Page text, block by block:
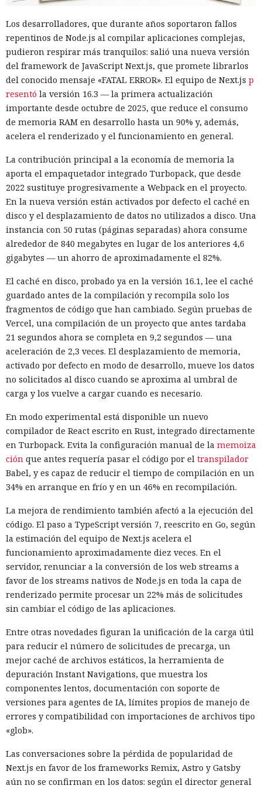
Según el representante de Zenity Michael Bargury, de entre
todos los navegadores con IA probados, Atlas contaba con
más barreras de seguridad, pero aun así consiguieron
sortearlas. Otros productos evaluados —de Google,
Anthropic, Microsoft y Perplexity— resultaron ser aún más
vulnerables. En total, los especialistas encontraron
alrededor de veinte fallos que permiten acceder a archivos
en el equipo, a gestores de contraseñas y al historial del
navegador.
Zenity comunicó los hallazgos a OpenAI ya en enero. La
compañía confirmó que luego reforzó la protección de Atlas
y que aplicó las mismas medidas a las funciones de
navegador en la aplicación ChatGPT. La propia compañía
dejará de mantener Atlas el 9 de agosto. Como alternativa,
OpenAIofrece a los usuariosla aplicación de escritorio
ChatGPT o la extensión para Chrome.
sustitución de instrucciones dentro de páginas que parecen
normales, por lo que confiar únicamente en las
comprobaciones integradas de la IA no es suficiente: se
necesitan restricciones más estrictas, que no dependan del
criterio del propio modelo, sobre qué acciones y con qué
nivel de acceso puede ejecutar el navegador de forma
automática.
Inspecciones que forzarán su
salida del mercado: China toma
represalias contra EE. UU. a
través de Palo Alto Networks
12:43 / 07.08.2026
Otra corporación corre el riesgo de repetir la triste suerte de
sus predecesoras.
Las sanciones y restricciones contra las empresas
tecnológicas chinas por parte de las autoridades
estadounidenses hace tiempo que son noticia habitual —
ahora un escenario similarse está desarrollandoen sentido
inverso. La Administración del Ciberespacio de China
anunció el inicio de una revisión de los productos de la
territorio del país, citando riesgos para la infraestructura
informática crítica y la seguridad nacional.
Los desarrolladores, que durante años soportaron fallos
repentinos de Node.js al compilar aplicaciones complejas,
pudieron respirar más tranquilos: salió una nueva versión
del framework de JavaScript Next.js, que promete librarlos
del conocido mensaje «FATAL ERROR». El equipo de Next.js p
resentó la versión 16.3 — la primera actualización
importante desde octubre de 2025, que reduce el consumo
de memoria RAM en desarrollo hasta un 90% y, además,
acelera el renderizado y el funcionamiento en general.
La contribución principal a la economía de memoria la
aporta el empaquetador integrado Turbopack, que desde
2022 sustituye progresivamente a Webpack en el proyecto.
En la nueva versión están activados por defecto el caché en
disco y el desplazamiento de datos no utilizados a disco. Una
instancia con 50 rutas (páginas separadas) ahora consume
alrededor de 840 megabytes en lugar de los anteriores 4,6
gigabytes — un ahorro de aproximadamente el 82%.
El caché en disco, probado ya en la versión 16.1, lee el caché
guardado antes de la compilación y recompila solo los
fragmentos de código que han cambiado. Según pruebas de
Vercel, una compilación de un proyecto que antes tardaba
21 segundos ahora se completa en 9,2 segundos — una
aceleración de 2,3 veces. El desplazamiento de memoria,
activado por defecto en modo de desarrollo, mueve los datos
no solicitados al disco cuando se aproxima al umbral de
carga y los vuelve a cargar cuando es necesario.
En modo experimental está disponible un nuevo
compilador de React escrito en Rust, integrado directamente
en Turbopack. Evita la configuración manual de la memoiza
ción que antes requería pasar el código por el transpilador
Babel, y es capaz de reducir el tiempo de compilación en un
34% en arranque en frío y en un 46% en recompilación.
La mejora de rendimiento también afectó a la ejecución del
código. El paso a TypeScript versión 7, reescrito en Go, según
la estimación del equipo de Next.js acelera el
funcionamiento aproximadamente diez veces. En el
servidor, renunciar a la conversión de los web streams a
favor de los streams nativos de Node.js en toda la capa de
renderizado permite procesar un 22% más de solicitudes
sin cambiar el código de las aplicaciones.
Entre otras novedades figuran la unificación de la carga útil
para reducir el número de solicitudes de precarga, un
mejor caché de archivos estáticos, la herramienta de
depuración Instant Navigations, que muestra los
componentes lentos, documentación con soporte de
versiones para agentes de IA, límites propios de manejo de
errores y compatibilidad con importaciones de archivos tipo
«glob».
Las conversaciones sobre la pérdida de popularidad de
Next.js en favor de los frameworks Remix, Astro y Gatsby
aún no se confirman en los datos: según el director general